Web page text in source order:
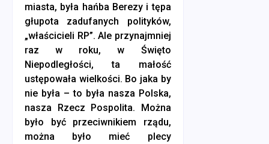
miasta, była hańba Berezy i tępa
głupota zadufanych polityków,
„właścicieli RP”. Ale przynajmniej
raz w roku, w Święto
Niepodległości, ta małość
ustępowała wielkości. Bo jaka by
nie była – to była nasza Polska,
nasza Rzecz Pospolita. Można
było być przeciwnikiem rządu,
można było mieć plecy